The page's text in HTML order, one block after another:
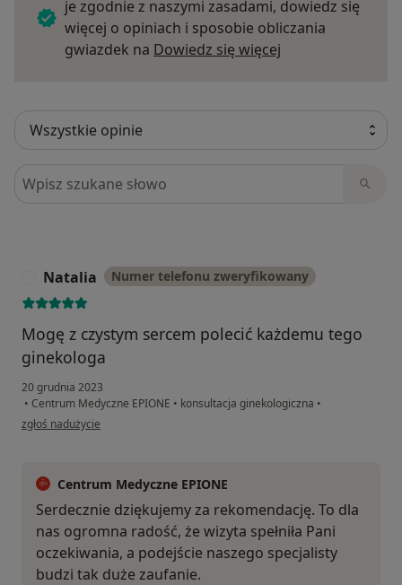
je zgodnie z naszymi zasadami, dowiedz się
więcej o opiniach i sposobie obliczania
gwiazdek na Dowiedz się więcej
Szukaj w opiniach
Natalia Numer telefonu zweryfikowany
Mogę z czystym sercem polecić każdemu tego
ginekologa
20 grudnia 2023
• Centrum Medyczne EPIONE • konsultacja ginekologiczna •
w opinii użytkownika Natalia
zgłoś nadużycie
Centrum Medyczne EPIONE
Serdecznie dziękujemy za rekomendację. To dla
nas ogromna radość, że wizyta spełniła Pani
oczekiwania, a podejście naszego specjalisty
budzi tak duże zaufanie.